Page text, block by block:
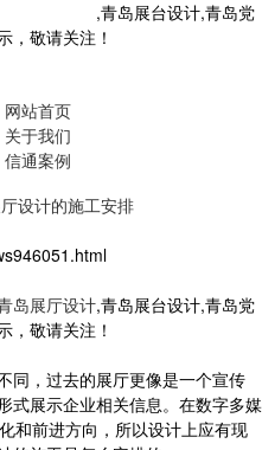
,青岛展台设计,青岛党
，敬请关注！
网站首页
关于我们
信通案例
设计的施工安排
岛展厅设计,青岛展台设计,青岛党
，敬请关注！
同，过去的展厅更像是一个宣传
式展示企业相关信息。在数字多媒
和前进方向，所以设计上应有现